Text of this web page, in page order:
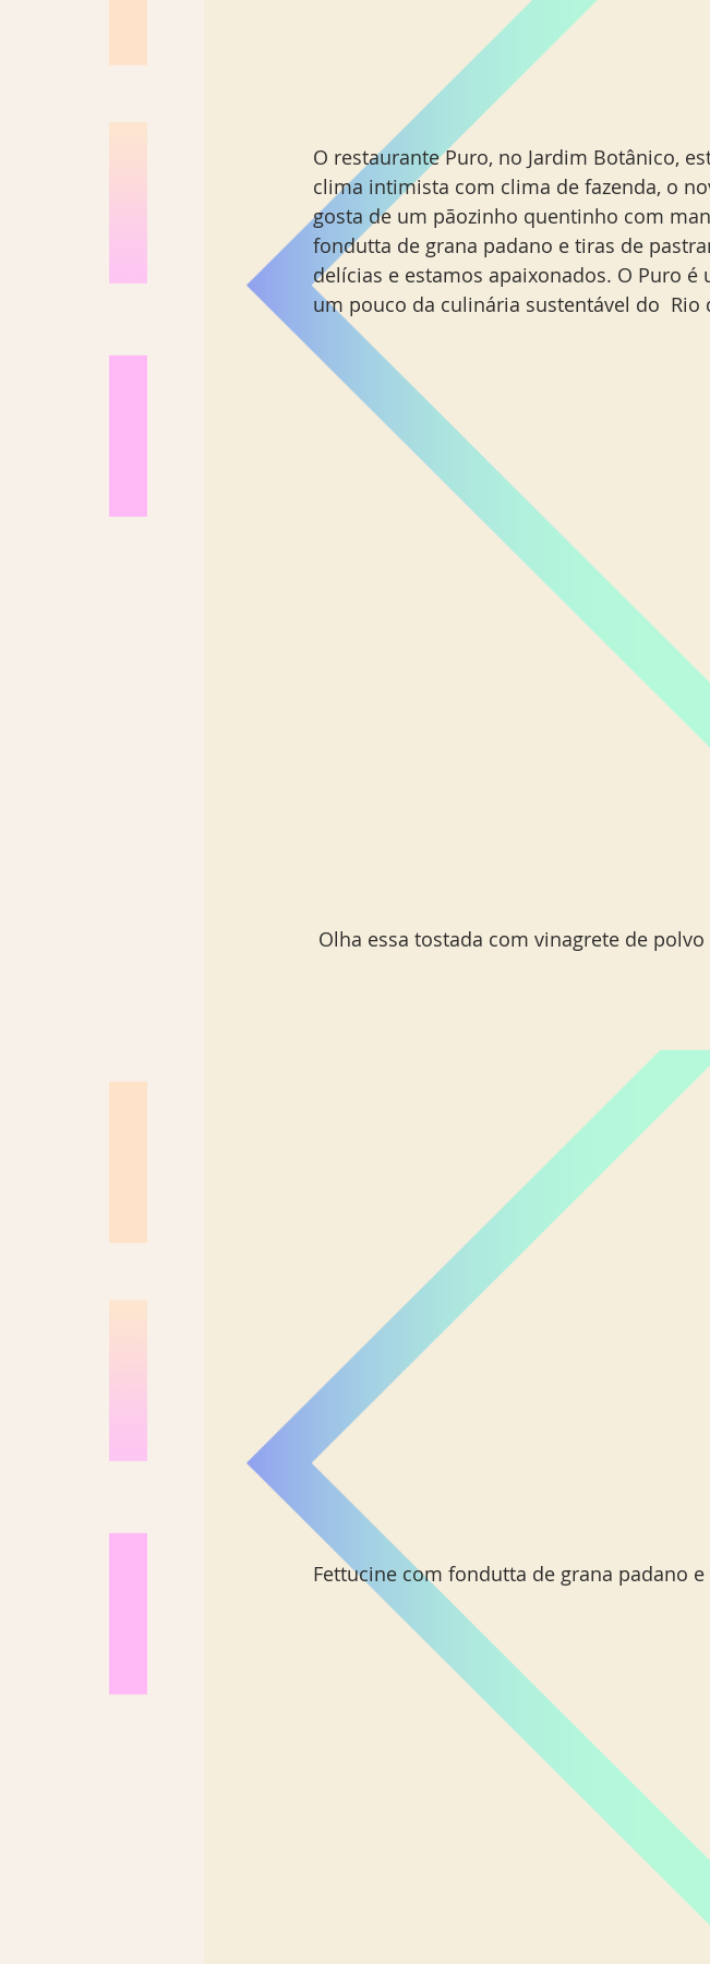
O restaurante Puro, no Jardim Botânico,
clima intimista com clima de fazenda, o
gosta de um pãozinho quentinho com
fondutta de grana padano e tiras de
delícias e estamos apaixonados. O Puro
um pouco da culinária sustentável do  Rio
Olha essa tostada com vinagrete de polvo
Fettucine com fondutta de grana padano